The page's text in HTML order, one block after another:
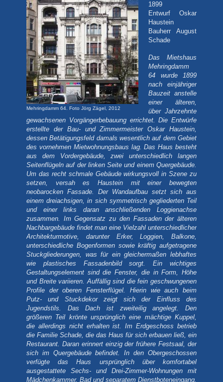
Mehringdamm 64. Foto Jörg Zägel, 2012
1899
Entwurf Oskar
Haustein
Bauherr August
Schade
Das Mietshaus
Mehringdamm
64 wurde 1899
nach einjähriger
Bauzeit anstelle
einer älteren,
über Jahrzehnte
gewachsenen Vorgängerbebauung errichtet. Die Entwürfe
erstellte der Bau- und Zimmermeister Oskar Haustein,
dessen Betätigungsfeld damals wesentlich auf dem Gebiet
des vornehmen Mietwohnungsbaus lag. Das Haus besteht
aus dem Vordergebäude, zwei unterschiedlich langen
Seitenflügeln auf der linken Seite und einem Quergebäude.
Um das recht schmale Gebäude wirkungsvoll in Szene zu
setzen, versah es Haustein mit einer bewegten
neobarocken Fassade. Der Wandaufbau setzt sich aus
einem dreiachsigen, in sich symmetrisch gegliederten Teil
und einer links daran anschließenden Loggienachse
zusammen. Im Gegensatz zu den Fassaden der älteren
Nachbargebäude findet man eine Vielzahl unterschiedlicher
Architekturmotive, darunter Erker, Loggien, Balkone,
unterschiedliche Bogenformen sowie kräftig aufgetragene
Stuckgliederungen, was für ein gleichermaßen lebhaftes
wie plastisches Fassadenbild sorgt. Ein wichtiges
Gestaltungselement sind die Fenster, die in Form, Höhe
und Breite variieren. Auffällig sind die fein geschwungenen
Profile der oberen Fensterflügel. Hierin wie auch beim
Putz- und Stuckdekor zeigt sich der Einfluss des
Jugendstils. Das Dach ist zweiteilig angelegt. Den
größeren Teil krönte ursprünglich eine mächtige Kuppel,
die allerdings nicht erhalten ist.
Im Erdgeschoss betrieb
die Familie Schade, die das Haus für sich erbauen ließ, ein
Restaurant. Daran erinnert einzig der frühere Festsaal, der
sich im Quergebäude befindet. In den Obergeschossen
verfügte das Haus ursprünglich über komfortabel
ausgestattete Sechs- und Drei-Zimmer-Wohnungen mit
Mädchenkammer, Bad und separatem Dienstboteneingang.